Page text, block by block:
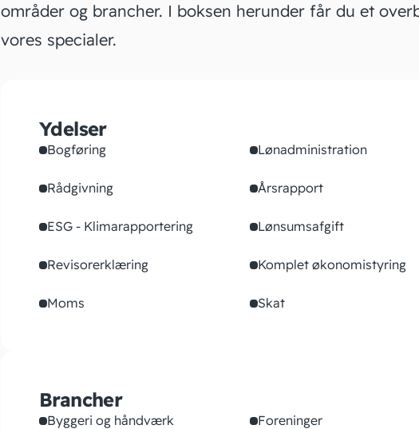
områder og brancher. I boksen herunder får du et
vores specialer.
Ydelser
Bogføring Lønadministration
Rådgivning Årsrapport
ESG - Klimarapportering Lønsumsafgift
Revisorerklæring Komplet økonomistyring
Moms Skat
Brancher
Byggeri og håndværk Foreninger